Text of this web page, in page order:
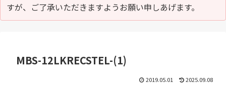
すが、ご了承いただきますようお願い申しあげます。
MBS-12LKRECSTEL-(1)
2019.05.01 2025.09.08